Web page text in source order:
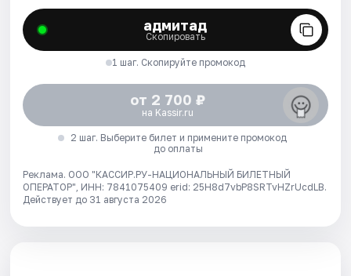
адмитад
Скопировать
1 шаг. Скопируйте промокод
от 2 700 ₽
на Kassir.ru
2 шаг. Выберите билет и примените промокод
до оплаты
Реклама. ООО "КАССИР.РУ-НАЦИОНАЛЬНЫЙ БИЛЕТНЫЙ
ОПЕРАТОР", ИНН: 7841075409 erid: 25H8d7vbP8SRTvHZrUcdLB.
Действует до 31 августа 2026